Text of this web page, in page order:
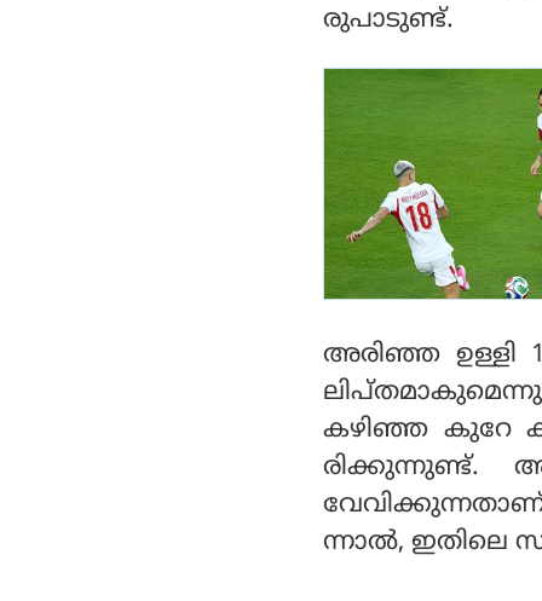
രുപാടുണ്ട്.
അരിഞ്ഞ ഉള്ളി
കഴിഞ്ഞ കുറേ
രിക്കുന്നുണ്ട്.
ന്നാല്‍, ഇതിലെ